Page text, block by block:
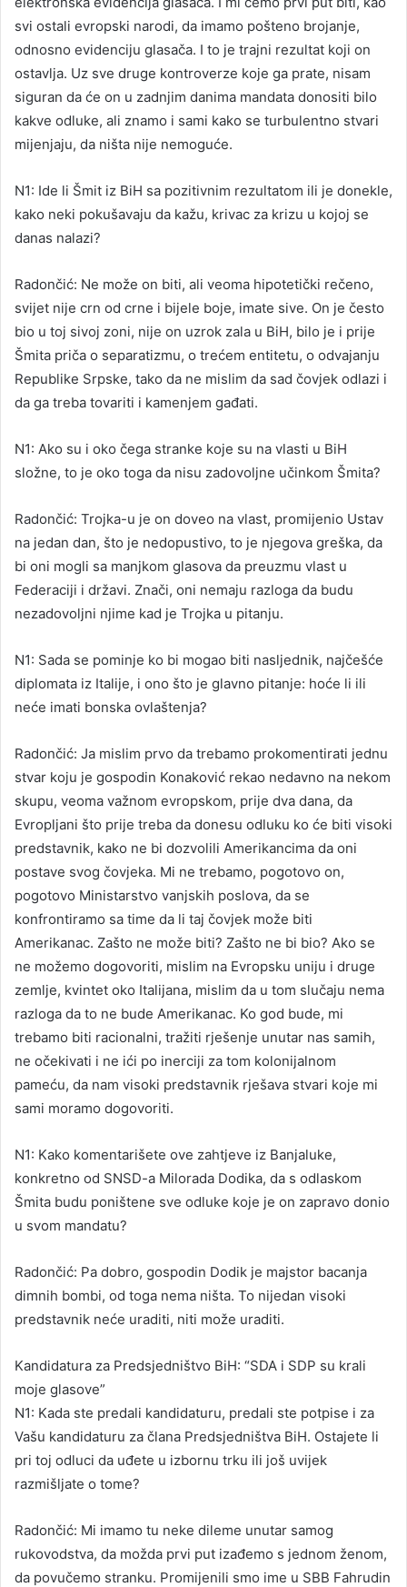
svi ostali evropski narodi, da imamo pošteno brojanje,
odnosno evidenciju glasača. I to je trajni rezultat koji on
ostavlja. Uz sve druge kontroverze koje ga prate, nisam
siguran da će on u zadnjim danima mandata donositi bilo
kakve odluke, ali znamo i sami kako se turbulentno stvari
mijenjaju, da ništa nije nemoguće.
N1: Ide li Šmit iz BiH sa pozitivnim rezultatom ili je donekle,
kako neki pokušavaju da kažu, krivac za krizu u kojoj se
danas nalazi?
Radončić: Ne može on biti, ali veoma hipotetički rečeno,
svijet nije crn od crne i bijele boje, imate sive. On je često
bio u toj sivoj zoni, nije on uzrok zala u BiH, bilo je i prije
Šmita priča o separatizmu, o trećem entitetu, o odvajanju
Republike Srpske, tako da ne mislim da sad čovjek odlazi i
da ga treba tovariti i kamenjem gađati.
N1: Ako su i oko čega stranke koje su na vlasti u BiH
složne, to je oko toga da nisu zadovoljne učinkom Šmita?
Radončić: Trojka-u je on doveo na vlast, promijenio Ustav
na jedan dan, što je nedopustivo, to je njegova greška, da
bi oni mogli sa manjkom glasova da preuzmu vlast u
Federaciji i državi. Znači, oni nemaju razloga da budu
nezadovoljni njime kad je Trojka u pitanju.
N1: Sada se pominje ko bi mogao biti nasljednik, najčešće
diplomata iz Italije, i ono što je glavno pitanje: hoće li ili
neće imati bonska ovlaštenja?
Radončić: Ja mislim prvo da trebamo prokomentirati jednu
stvar koju je gospodin Konaković rekao nedavno na nekom
skupu, veoma važnom evropskom, prije dva dana, da
Evropljani što prije treba da donesu odluku ko će biti visoki
predstavnik, kako ne bi dozvolili Amerikancima da oni
postave svog čovjeka. Mi ne trebamo, pogotovo on,
pogotovo Ministarstvo vanjskih poslova, da se
konfrontiramo sa time da li taj čovjek može biti
Amerikanac. Zašto ne može biti? Zašto ne bi bio? Ako se
ne možemo dogovoriti, mislim na Evropsku uniju i druge
zemlje, kvintet oko Italijana, mislim da u tom slučaju nema
razloga da to ne bude Amerikanac. Ko god bude, mi
trebamo biti racionalni, tražiti rješenje unutar nas samih,
ne očekivati i ne ići po inerciji za tom kolonijalnom
pameću, da nam visoki predstavnik rješava stvari koje mi
sami moramo dogovoriti.
N1: Kako komentarišete ove zahtjeve iz Banjaluke,
konkretno od SNSD-a Milorada Dodika, da s odlaskom
Šmita budu poništene sve odluke koje je on zapravo donio
u svom mandatu?
Radončić: Pa dobro, gospodin Dodik je majstor bacanja
dimnih bombi, od toga nema ništa. To nijedan visoki
predstavnik neće uraditi, niti može uraditi.
Kandidatura za Predsjedništvo BiH: “SDA i SDP su krali
moje glasove”
N1: Kada ste predali kandidaturu, predali ste potpise i za
Vašu kandidaturu za člana Predsjedništva BiH. Ostajete li
pri toj odluci da uđete u izbornu trku ili još uvijek
razmišljate o tome?
Radončić: Mi imamo tu neke dileme unutar samog
rukovodstva, da možda prvi put izađemo s jednom ženom,
da povučemo stranku. Promijenili smo ime u SBB Fahrudin